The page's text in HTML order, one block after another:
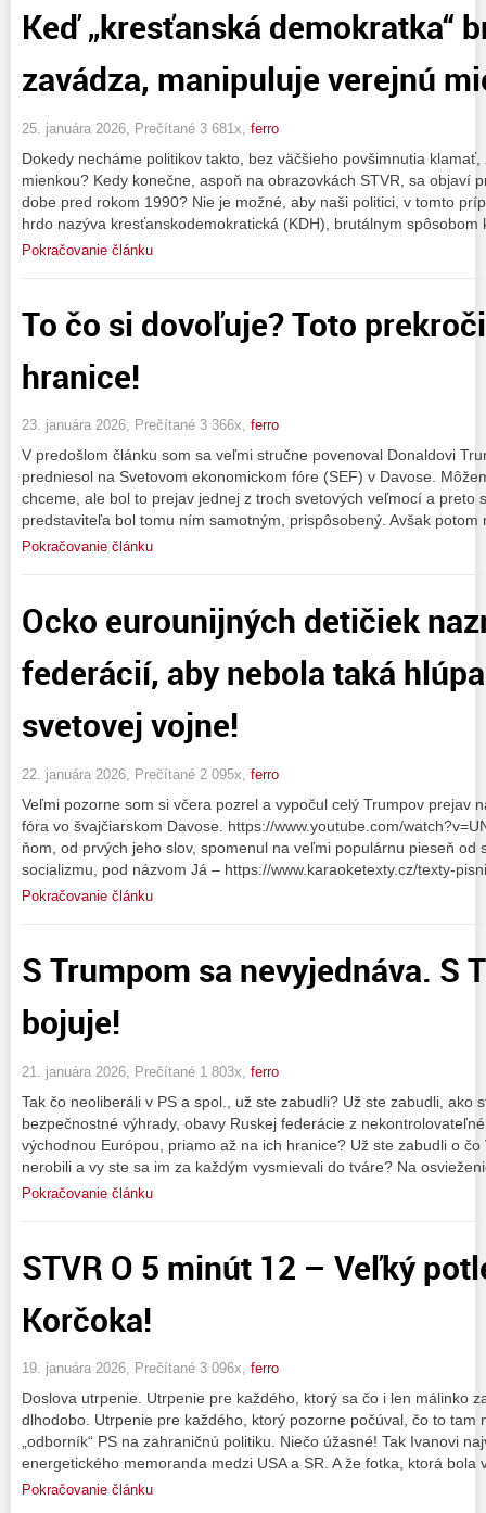
Keď „kresťanská demokratka“
zavádza, manipuluje verejnú
25. januára 2026, Prečítané 3 681x, ferro
Dokedy necháme politikov takto, bez väčšieho povšimnutia
mienkou? Kedy konečne, aspoň na obrazovkách STVR, sa objaví
dobe pred rokom 1990? Nie je možné, aby naši politici, v tomto
hrdo nazýva kresťanskodemokratická (KDH), brutálnym
Pokračovanie článku
To čo si dovoľuje? Toto
hranice!
23. januára 2026, Prečítané 3 366x, ferro
V predošlom článku som sa veľmi stručne povenoval Donaldovi
predniesol na Svetovom ekonomickom fóre (SEF) v Davose.
chceme, ale bol to prejav jednej z troch svetových veľmocí a preto
predstaviteľa bol tomu ním samotným, prispôsobený. Avšak
Pokračovanie článku
Ocko eurounijných detičiek
federácií, aby nebola taká
svetovej vojne!
22. januára 2026, Prečítané 2 095x, ferro
Veľmi pozorne som si včera pozrel a vypočul celý Trumpov prejav
fóra vo švajčiarskom Davose. https://www.youtube.com/
ňom, od prvých jeho slov, spomenul na veľmi populárnu pieseň od
socializmu, pod názvom Já – https://www.karaoketexty.cz/texty-
Pokračovanie článku
S Trumpom sa nevyjednáva. S
bojuje!
21. januára 2026, Prečítané 1 803x, ferro
Tak čo neoliberáli v PS a spol., už ste zabudli? Už ste zabudli, ako
bezpečnostné výhrady, obavy Ruskej federácie z
východnou Európou, priamo až na ich hranice? Už ste zabudli o
nerobili a vy ste sa im za každým vysmievali do tváre? Na
Pokračovanie článku
STVR O 5 minút 12 – Veľký
Korčoka!
19. januára 2026, Prečítané 3 096x, ferro
Doslova utrpenie. Utrpenie pre každého, ktorý sa čo i len málinko
dlhodobo. Utrpenie pre každého, ktorý pozorne počúval, čo to tam
„odborník“ PS na zahraničnú politiku. Niečo úžasné! Tak Ivanovi
energetického memoranda medzi USA a SR. A že fotka, ktorá
Pokračovanie článku